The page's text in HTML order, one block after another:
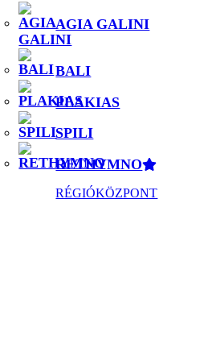
AGIA GALINI
BALI
PLAKIAS
SPILI
RETHYMNO
RÉGIÓKÖZPONT